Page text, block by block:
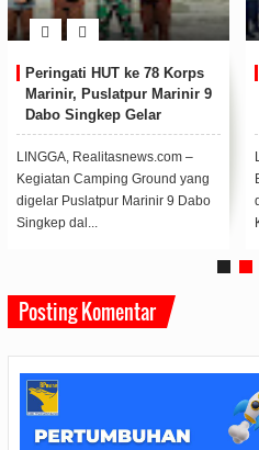
Peringati HUT ke 78 Korps
Marinir, Puslatpur Marinir 9
Dabo Singkep Gelar
Kegiatan Camping Ground
LINGGA, Realitasnews.com –
Kegiatan Camping Ground yang
digelar Puslatpur Marinir 9 Dabo
Singkep dal...
Posting Komentar